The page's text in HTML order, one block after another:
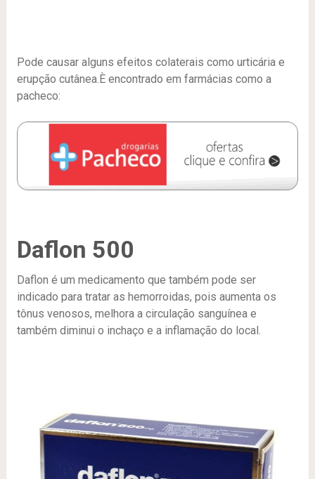
Pode causar alguns efeitos colaterais como urticária e
erupção cutânea.È encontrado em farmácias como a
pacheco:
Daflon 500
Daflon é um medicamento que também pode ser
indicado para tratar as hemorroidas, pois aumenta os
tônus venosos, melhora a circulação sanguínea e
também diminui o inchaço e a inflamação do local.